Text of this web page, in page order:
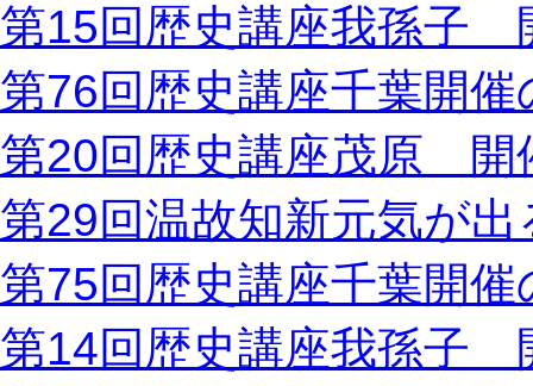
第15回歴史講座我孫子
第76回歴史講座千葉開催
第20回歴史講座茂原 開
第29回温故知新元気が
第75回歴史講座千葉開催
第14回歴史講座我孫子